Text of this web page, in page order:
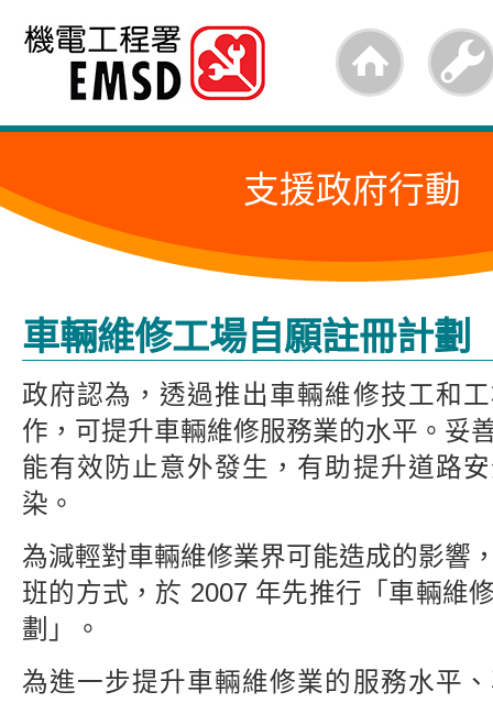
跳
內
的
始
支援政府行動
車輛維修工場自願註冊計劃
政府認為，透過推出車輛維修技工和
作，可提升車輛維修服務業的水平。妥
能有效防止意外發生，有助提升道路
染。
為減輕對車輛維修業界可能造成的影響
班的方式，於 2007 年先推行「車輛維
劃」。
為進一步提升車輛維修業的服務水平